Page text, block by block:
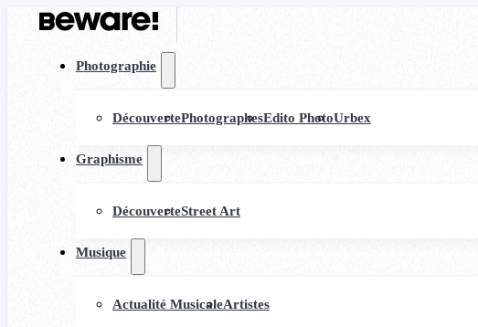
Photographie
DécouvertePhotographesEdito PhotoUrbex
Graphisme
DécouverteStreet Art
Musique
Actualité MusicaleArtistes